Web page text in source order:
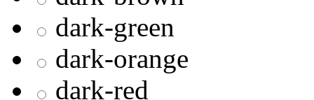
dark-green
dark-orange
dark-red